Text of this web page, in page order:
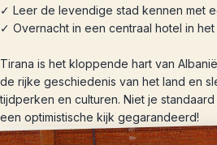
✓ Leer de levendige stad kennen met
✓ Overnacht in een centraal hotel in het
Tirana is het kloppende hart van
de rijke geschiedenis van het land en
tijdperken en culturen. Niet je
een optimistische kijk gegarandeerd!